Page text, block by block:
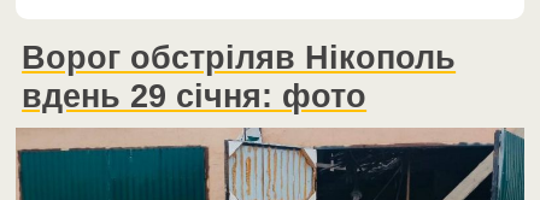
Ворог обстріляв Нікополь
вдень 29 січня: фото